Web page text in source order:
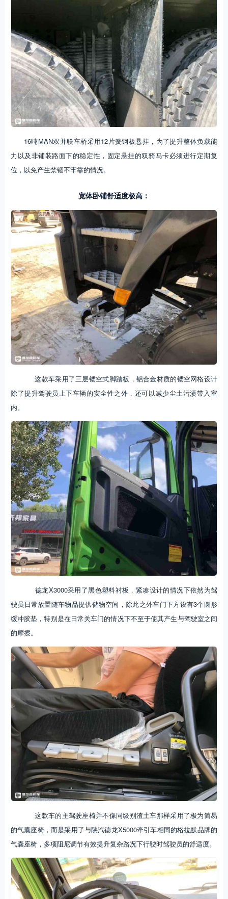
16吨MAN双并联车桥采用12片簧钢板悬挂，为了提升整体负载能
力以及非铺装路面下的稳定性，固定悬挂的双骑马卡必须进行定期复
位，以免产生禁锢不牢靠的情况。
宽体卧铺舒适度极高：
这款车采用了三层镂空式脚踏板，铝合金材质的镂空网格设计
除了提升驾驶员上下车辆的安全性之外，还可以减少尘土污渍带入室
内。
德龙X3000采用了黑色塑料衬板，紧凑设计的情况下依然为驾
驶员日常放置随车物品提供储物空间，除此之外车门下方设有3个圆形
缓冲胶垫，特别是在日常关车门的情况下不至于使其产生与驾驶室之间
的摩擦。
这款车的主驾驶座椅并不像同级别渣土车那样采用了极为简易
的气囊座椅，而是采用了与陕汽德龙X5000牵引车相同的格拉默品牌的
气囊座椅，多项阻尼调节有效提升复杂路况下行驶时驾驶员的舒适度。